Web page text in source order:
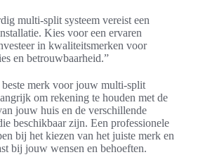
multi-split systeem vereist een
Kies voor een ervaren
in kwaliteitsmerken voor
en betrouwbaarheid.”
merk voor jouw multi-split
om rekening te houden met de
jouw huis en de verschillende
beschikbaar zijn. Een professionele
bij het kiezen van het juiste merk en
bij jouw wensen en behoeften.